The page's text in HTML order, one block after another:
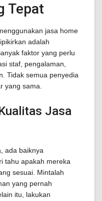
Tepat
jasa home
adalah
faktor yang perlu
staf, pengalaman,
Tidak semua penyedia
yang sama.
Jasa
ada baiknya
tahu apakah mereka
sesuai. Mintalah
yang pernah
itu, lakukan